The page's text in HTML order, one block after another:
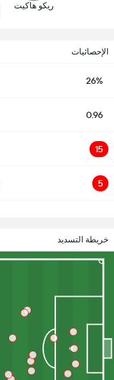
ريكو هاكيت
الإحصائيات
26%
0.96
15
5
خريطة التسديد